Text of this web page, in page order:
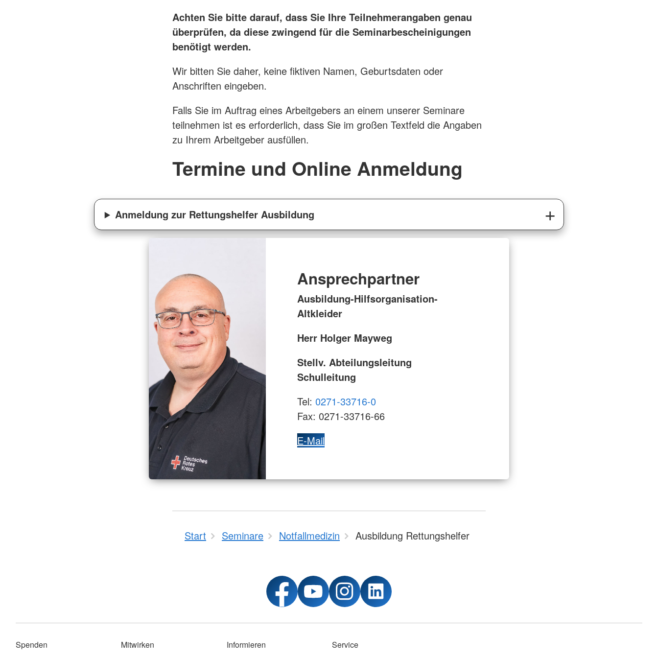
Achten Sie bitte darauf, dass Sie Ihre Teilnehmerangaben genau
überprüfen, da diese zwingend für die Seminarbescheinigungen
benötigt werden.
Wir bitten Sie daher, keine fiktiven Namen, Geburtsdaten oder
Anschriften eingeben.
Falls Sie im Auftrag eines Arbeitgebers an einem unserer Seminare
teilnehmen ist es erforderlich, dass Sie im großen Textfeld die Angaben
zu Ihrem Arbeitgeber ausfüllen.
Termine und Online Anmeldung
Anmeldung zur Rettungshelfer Ausbildung
Ansprechpartner
Ausbildung-Hilfsorganisation-
Altkleider
Herr Holger Mayweg
Stellv. Abteilungsleitung
Schulleitung
Tel: 0271-33716-0
Fax: 0271-33716-66
E-Mail
Start Seminare Notfallmedizin Ausbildung Rettungshelfer
Spenden Mitwirken Informieren Service